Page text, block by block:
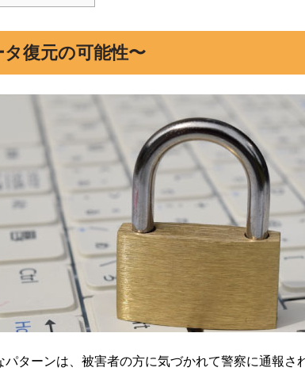
復元の可能性〜
パターンは、被害者の方に気づかれて警察に通報さ